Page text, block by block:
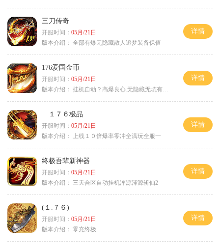
三刀传奇
开服时间： 05月/21日
版本介绍： 全部有爆无隐藏散人追梦装备保值
详情
176爱国金币
开服时间： 05月/21日
版本介绍： 挂机自动？高爆良心.无隐藏无坑有时间就是
详情
１７６极品
开服时间： 05月/21日
版本介绍：
上线１０倍爆率零冲全满玩全服一
详情
终极吾辈新神器
开服时间： 05月/21日
版本介绍：
三天合区自动挂机浑源渾源斩仙2
详情
(１.７６)
开服时间： 05月/21日
版本介绍： 零充终极
详情